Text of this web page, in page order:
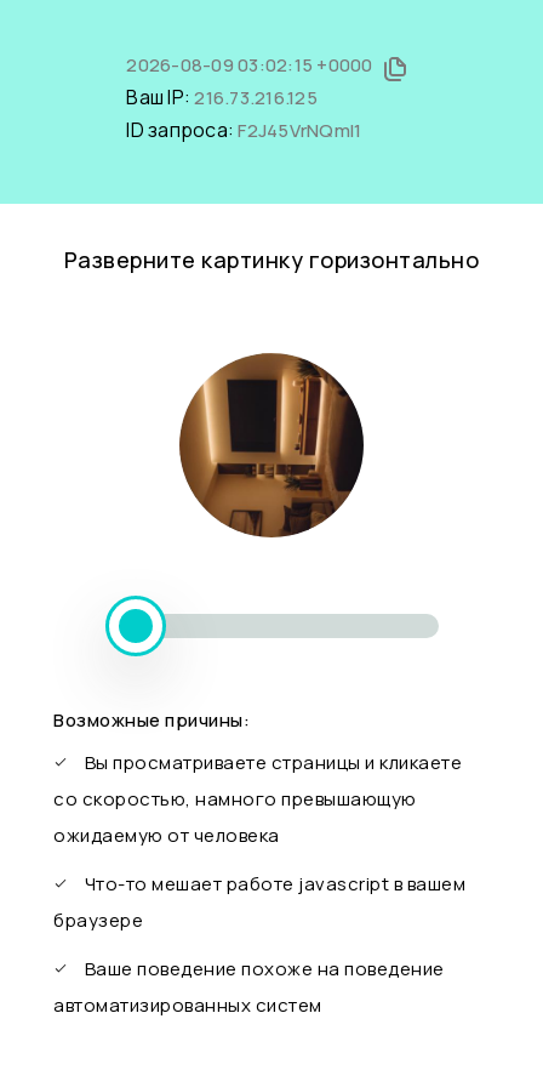
2026-08-09 03:02:15 +0000
Ваш IP:216.73.216.125
ID запроса:F2J45VrNQmI1
Разверните картинку горизонтально
Возможные причины:
Вы просматриваете страницы и кликаете
со скоростью, намного превышающую
ожидаемую от человека
Что-то мешает работе javascript в вашем
браузере
Ваше поведение похоже на поведение
автоматизированных систем